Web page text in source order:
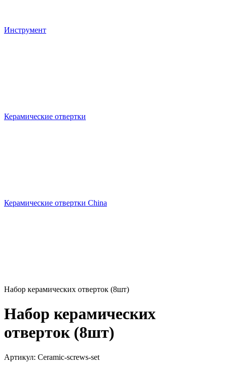
Инструмент
Керамические отвертки
Керамические отвертки China
Набор керамических отверток (8шт)
Набор керамических
отверток (8шт)
Артикул: Ceramic-screws-set